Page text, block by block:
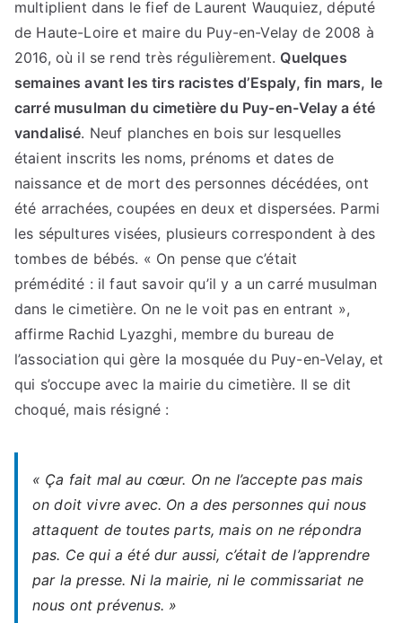
multiplient dans le fief de Laurent Wauquiez, député
de Haute-Loire et maire du Puy-en-Velay de 2008 à
2016, où il se rend très régulièrement. Quelques
semaines avant les tirs racistes d’Espaly, fin mars, le
carré musulman du cimetière du Puy-en-Velay a été
vandalisé. Neuf planches en bois sur lesquelles
étaient inscrits les noms, prénoms et dates de
naissance et de mort des personnes décédées, ont
été arrachées, coupées en deux et dispersées. Parmi
les sépultures visées, plusieurs correspondent à des
tombes de bébés. « On pense que c’était
prémédité : il faut savoir qu’il y a un carré musulman
dans le cimetière. On ne le voit pas en entrant »,
affirme Rachid Lyazghi, membre du bureau de
l’association qui gère la mosquée du Puy-en-Velay, et
qui s’occupe avec la mairie du cimetière. Il se dit
choqué, mais résigné :
« Ça fait mal au cœur. On ne l’accepte pas mais
on doit vivre avec. On a des personnes qui nous
attaquent de toutes parts, mais on ne répondra
pas. Ce qui a été dur aussi, c’était de l’apprendre
par la presse. Ni la mairie, ni le commissariat ne
nous ont prévenus. »